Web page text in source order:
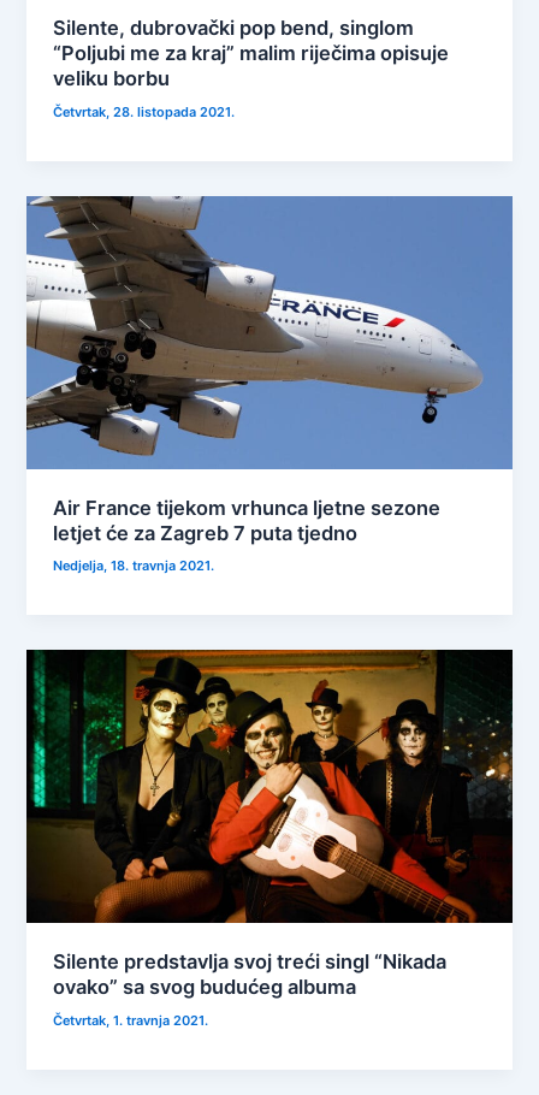
Silente, dubrovački pop bend, singlom
“Poljubi me za kraj” malim riječima opisuje
veliku borbu
Četvrtak, 28. listopada 2021.
Air France tijekom vrhunca ljetne sezone
letjet će za Zagreb 7 puta tjedno
Nedjelja, 18. travnja 2021.
Silente predstavlja svoj treći singl “Nikada
ovako” sa svog budućeg albuma
Četvrtak, 1. travnja 2021.